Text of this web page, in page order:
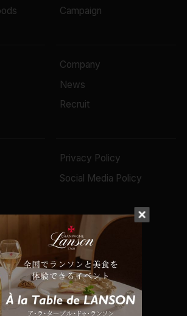
Campaign
Company
News
Recruit
Privacy Policy
Social Media Policy
© 2022 Mottox inc.